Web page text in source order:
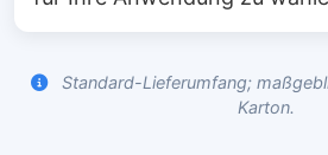
Standard-Lieferumfang;
Karton.